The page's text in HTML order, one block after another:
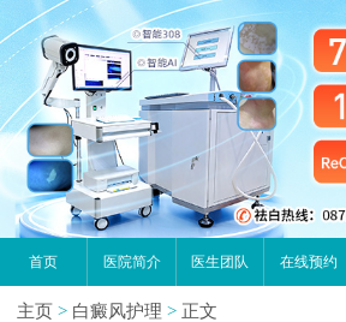
首页 医院简介 医生团队 在线预约
主页 > 白癜风护理 > 正文